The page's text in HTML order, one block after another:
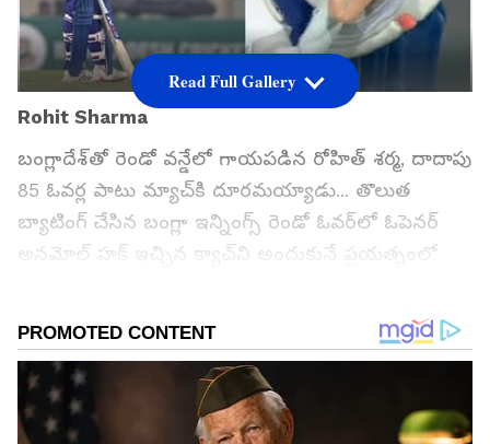
Rohit Sharma
బంగ్లాదేశ్‌తో రెండో వన్డేలో గాయపడిన రోహిత్ శర్మ, దాదాపు
85 ఓవర్ల పాటు మ్యాచ్‌కి దూరమయ్యాడు... తొలుత
బ్యాటింగ్ చేసిన బంగ్లా ఇన్నింగ్స్ రెండో ఓవర్‌లో ఓపెనర్
అనమోల్ హక్ ఇచ్చిన క్యాచ్‌ని అందుకునే ప్రయత్నంలో
గూగుల్‌లో ఆసక్తికరమైన సమాచారం కోసం ఏసియానెట్ తెలుగు
ను మీ ఫ్రిఫర్డ్ సోర్స్ గా ఎంచుకోండి
Read Full Gallery